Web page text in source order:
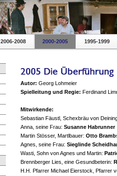
2006-2008 2000-2005 1995-1999
Autor: Georg Lohmeier
Spielleitung und Regie: Ferdinand
Mitwirkende:
Sebastian Fäustl, Schexbräu von
Anna, seine Frau: Susanne Habrunner
Martin Stösser, Martlbauer: Otto
Agnes, seine Frau: Sieglinde
Wasti, Sohn von Agnes und Martin:
Brennberger Lies, eine Gesundbeterin:
H.H. Pfarrer Michael Eierstock, Pfarrer